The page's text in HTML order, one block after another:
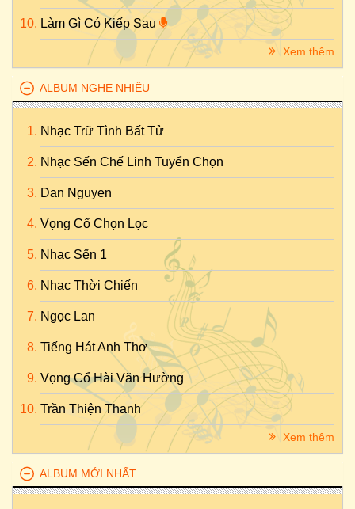
Làm Gì Có Kiếp Sau
Xem thêm
ALBUM NGHE NHIỀU
Nhạc Trữ Tình Bất Tử
Nhạc Sến Chế Linh Tuyển Chọn
Dan Nguyen
Vọng Cổ Chọn Lọc
Nhạc Sến 1
Nhạc Thời Chiến
Ngọc Lan
Tiếng Hát Anh Thơ
Vọng Cổ Hài Văn Hường
Trần Thiện Thanh
Xem thêm
ALBUM MỚI NHẤT